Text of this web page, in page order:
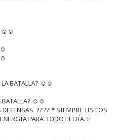
BATALLA? ☺️☺️
????️ * SIEMPRE LISTOS
PARA TODO EL DÍA.✨